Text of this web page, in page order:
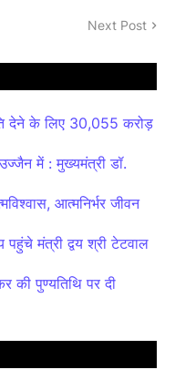
Next Post
देने के लिए 30,055 करोड़
में : मुख्यमंत्री डॉ.
आत्मनिर्भर जीवन
मंत्री द्वय श्री टेटवाल
की पुण्यतिथि पर दी